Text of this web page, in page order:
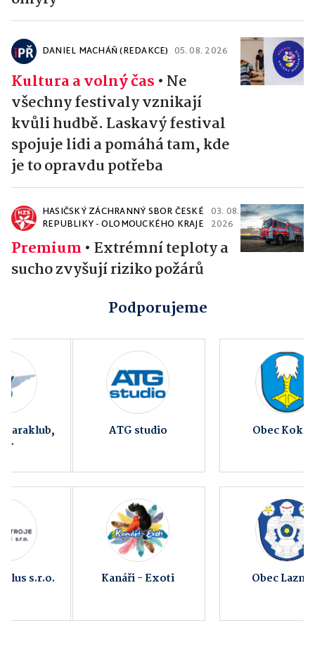
DANIEL MACHÁŇ (REDAKCE) 05. 08. 2026
Kultura a volný čas • Ne
všechny festivaly vznikají
kvůli hudbě. Laskavý festival
spojuje lidi a pomáhá tam, kde
je to opravdu potřeba
HASIČSKÝ ZÁCHRANNÝ SBOR ČESKÉ
REPUBLIKY - OLOMOUCKÉHO KRAJE
03. 08.
2026
Premium • Extrémní teploty a
sucho zvyšují riziko požárů
Podporujeme
ATG studio Obec Kokory
Kanáři - Exoti Obec Lazníky